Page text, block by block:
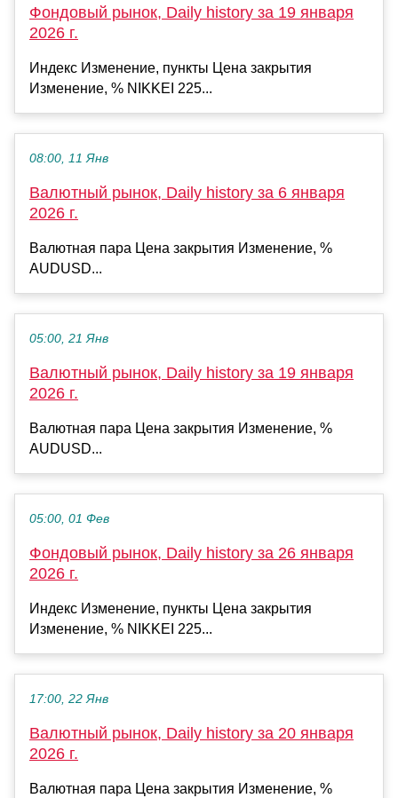
Фондовый рынок, Daily history за 19 января
2026 г.
Индекс Изменение, пункты Цена закрытия
Изменение, % NIKKEI 225...
08:00, 11 Янв
Валютный рынок, Daily history за 6 января
2026 г.
Валютная пара Цена закрытия Изменение, %
AUDUSD...
05:00, 21 Янв
Валютный рынок, Daily history за 19 января
2026 г.
Валютная пара Цена закрытия Изменение, %
AUDUSD...
05:00, 01 Фев
Фондовый рынок, Daily history за 26 января
2026 г.
Индекс Изменение, пункты Цена закрытия
Изменение, % NIKKEI 225...
17:00, 22 Янв
Валютный рынок, Daily history за 20 января
2026 г.
Валютная пара Цена закрытия Изменение, %